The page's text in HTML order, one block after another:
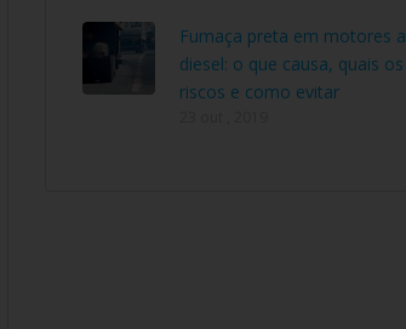
Fumaça preta em motores a
diesel: o que causa, quais os
riscos e como evitar